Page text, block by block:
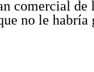
comercial
no le habría